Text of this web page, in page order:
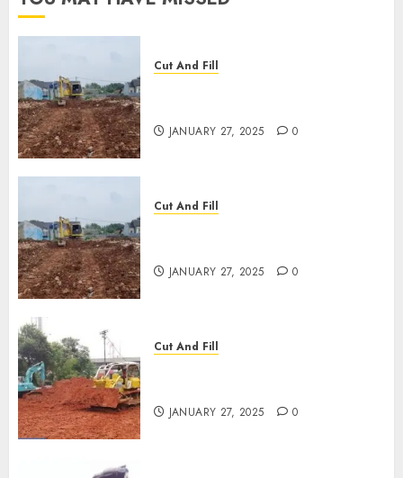
Cut And Fill
JANUARY 27, 2025 0
Cut And Fill
JANUARY 27, 2025 0
Cut And Fill
JANUARY 27, 2025 0